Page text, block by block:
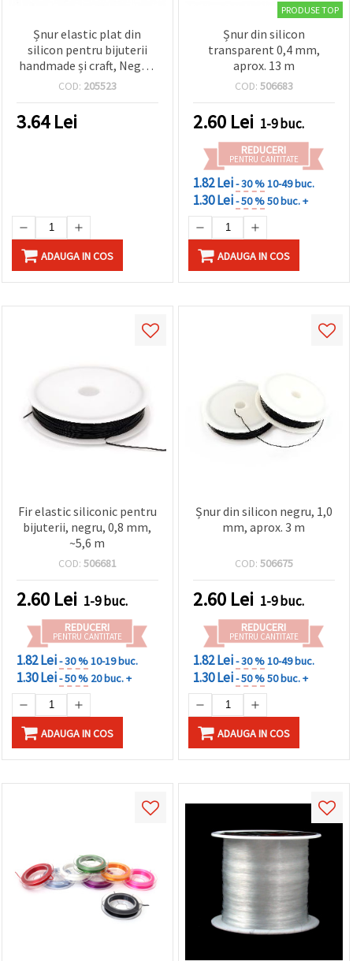
Șnur elastic plat din
silicon pentru bijuterii
handmade și craft, Negru,
2 × 0,8 mm, Set 30 × 1 m
COD: 205523
3.64Lei
ADAUGA IN COS
PRODUSE TOP
Șnur din silicon
transparent 0,4 mm,
aprox. 13 m
COD: 506683
2.60 Lei 1-9 buc.
REDUCERI
PENTRU CANTITATE
1.82 Lei- 30 %10-49 buc.
1.30 Lei- 50 %50 buc. +
ADAUGA IN COS
Fir elastic siliconic pentru
bijuterii, negru, 0,8 mm,
~5,6 m
COD: 506681
2.60 Lei 1-9 buc.
REDUCERI
PENTRU CANTITATE
1.82 Lei- 30 %10-19 buc.
1.30 Lei- 50 % 20 buc. +
ADAUGA IN COS
Șnur din silicon negru, 1,0
mm, aprox. 3 m
COD: 506675
2.60 Lei 1-9 buc.
REDUCERI
PENTRU CANTITATE
1.82 Lei- 30 %10-49 buc.
1.30 Lei- 50 %50 buc. +
ADAUGA IN COS